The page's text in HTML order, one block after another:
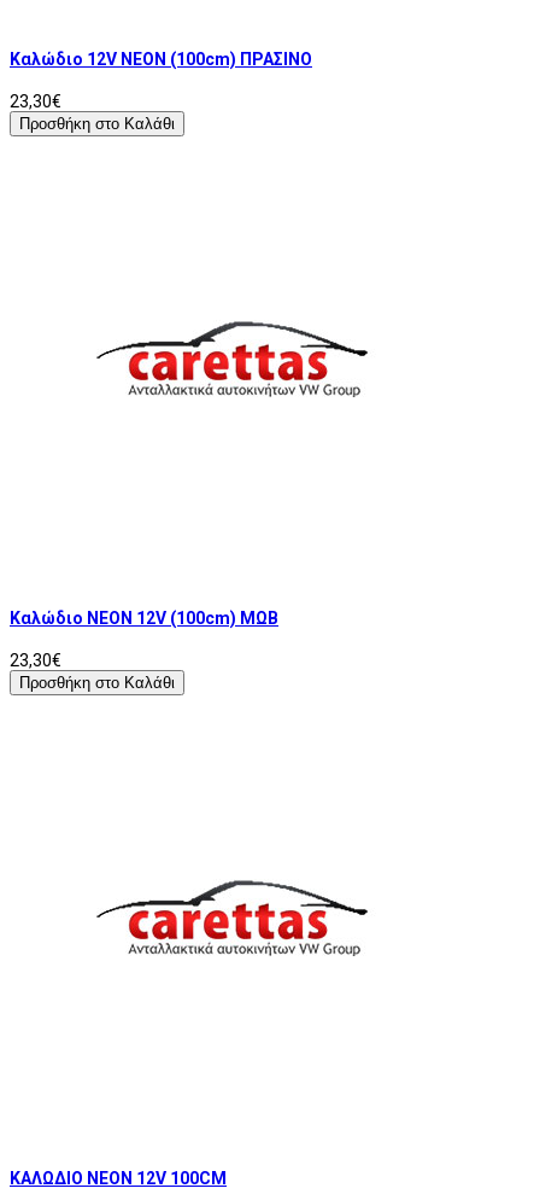
Καλώδιο 12V ΝΕΟΝ (100cm) ΠΡΑΣΙΝΟ
23,30€
Προσθήκη στο Καλάθι
Καλώδιο ΝΕΟΝ 12V (100cm) ΜΩΒ
23,30€
Προσθήκη στο Καλάθι
ΚΑΛΩΔΙΟ ΝΕΟΝ 12V 100CM